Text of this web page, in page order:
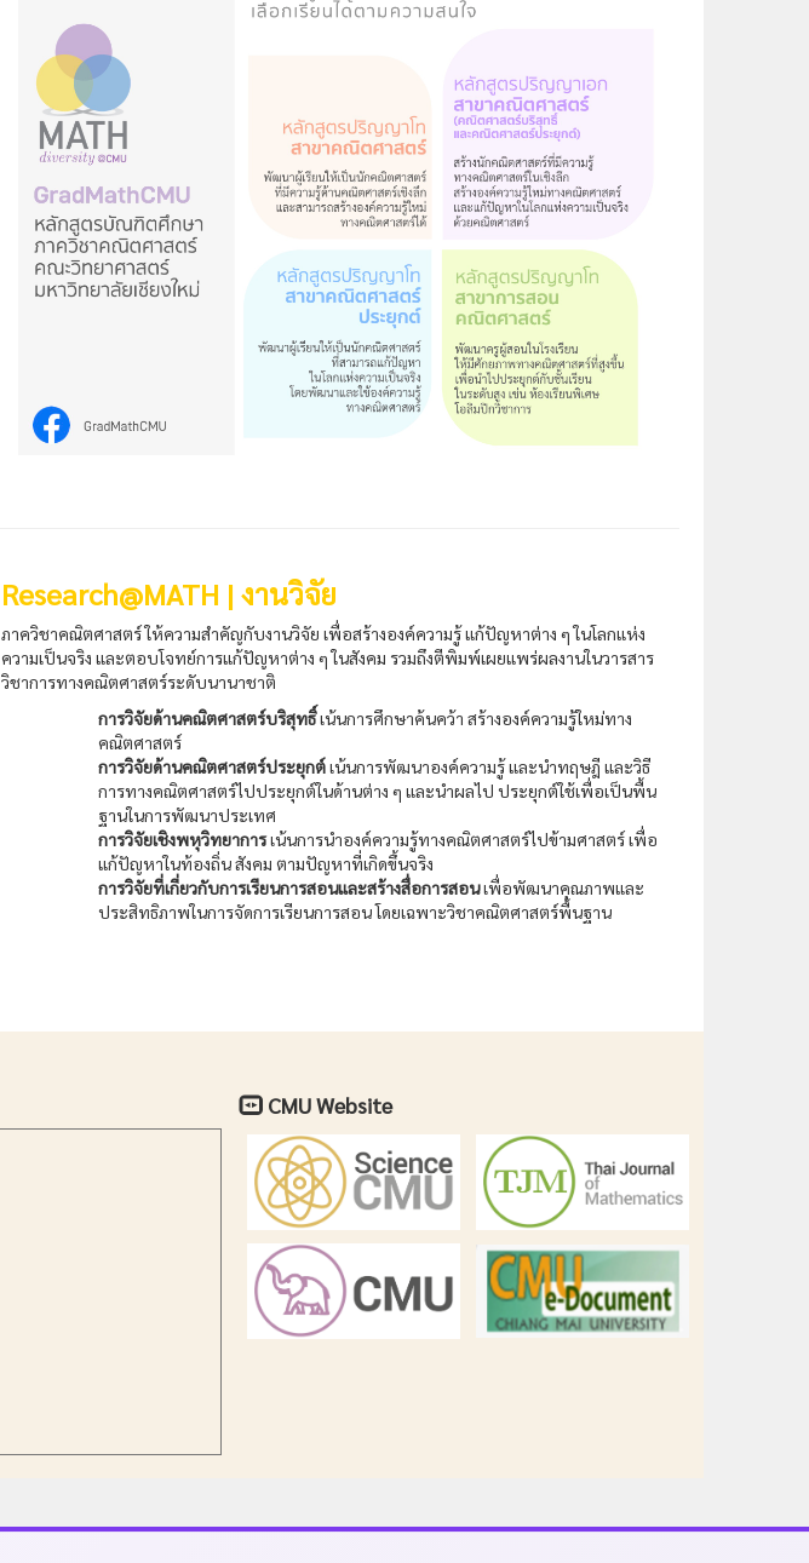
Research@MATH | งานวิจัย
ภาควิชาคณิตศาสตร์ ให้ความสำคัญกับงานวิจัย เพื่อสร้างองค์ความรู้ แก้ปัญหาต่าง ๆ ในโลกแห่ง
ความเป็นจริง และตอบโจทย์การแก้ปัญหาต่าง ๆ ในสังคม รวมถึงตีพิมพ์เผยแพร่ผลงานในวารสาร
วิชาการทางคณิตศาสตร์ระดับนานาชาติ
การวิจัยด้านคณิตศาสตร์บริสุทธิ์เน้นการศึกษาค้นคว้า สร้างองค์ความรู้ใหม่ทาง
คณิตศาสตร์
การวิจัยด้านคณิตศาสตร์ประยุกต์เน้นการพัฒนาองค์ความรู้ และนำทฤษฎี และวิธี
การทางคณิตศาสตร์ไปประยุกต์ในด้านต่าง ๆ และนำผลไป ประยุกต์ใช้เพื่อเป็นพื้น
ฐานในการพัฒนาประเทศ
การวิจัยเชิงพหุวิทยาการเน้นการนำองค์ความรู้ทางคณิตศาสตร์ไปข้ามศาสตร์ เพื่อ
แก้ปัญหาในท้องถิ่น สังคม ตามปัญหาที่เกิดขึ้นจริง
การวิจัยที่เกี่ยวกับการเรียนการสอนและสร้างสื่อการสอนเพื่อพัฒนาคุณภาพและ
ประสิทธิภาพในการจัดการเรียนการสอน โดยเฉพาะวิชาคณิตศาสตร์พื้นฐาน
CMU Website